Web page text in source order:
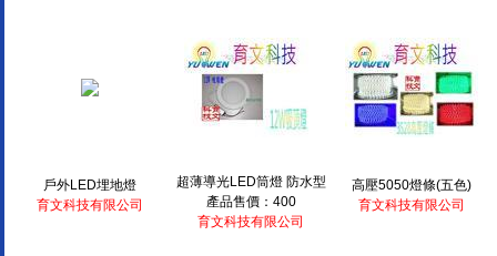
戶外LED埋地燈
育文科技有限公司
超薄導光LED筒燈 防水型
產品售價：400
育文科技有限公司
高壓5050燈條(五色)
育文科技有限公司